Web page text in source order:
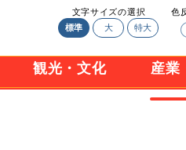
文字サイズの選択
標準
大 特大
色
観光・文化 産業